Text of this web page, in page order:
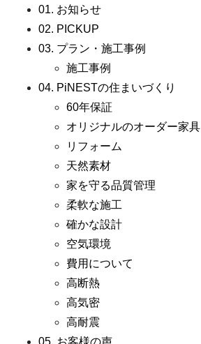
01. お知らせ
02. PICKUP
03. プラン・施工事例
施工事例
04. PiNESTの住まいづくり
60年保証
オリジナルのオーダー家具
リフォーム
天然素材
家を守る品質管理
柔軟な施工
確かな設計
空気環境
費用について
高断熱
高気密
高耐震
05. お客様の声